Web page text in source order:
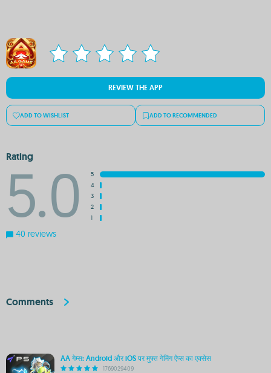
REVIEW THE APP
ADD TO WISHLIST ADD TO RECOMMENDED
Rating
5.0
5
4
3
2
1
40 reviews
Comments
AA गेम्स: Android और iOS पर मुफ्त गेमिंग ऐप्स का एक्सेस
1769029409